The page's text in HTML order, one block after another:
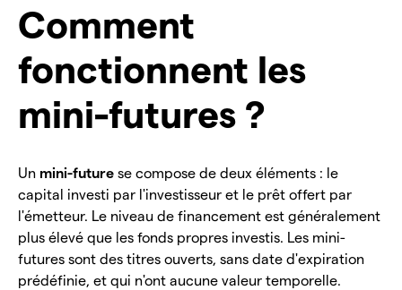
Comment
fonctionnent les
mini-futures ?
Un mini-future se compose de deux éléments : le
capital investi par l'investisseur et le prêt offert par
l'émetteur. Le niveau de financement est généralement
plus élevé que les fonds propres investis. Les mini-
futures sont des titres ouverts, sans date d'expiration
prédéfinie, et qui n'ont aucune valeur temporelle.